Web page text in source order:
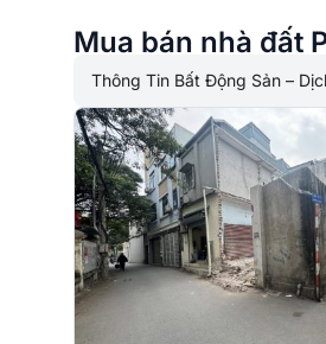
Mua bán nhà đất
Thông Tin Bất Động Sản –